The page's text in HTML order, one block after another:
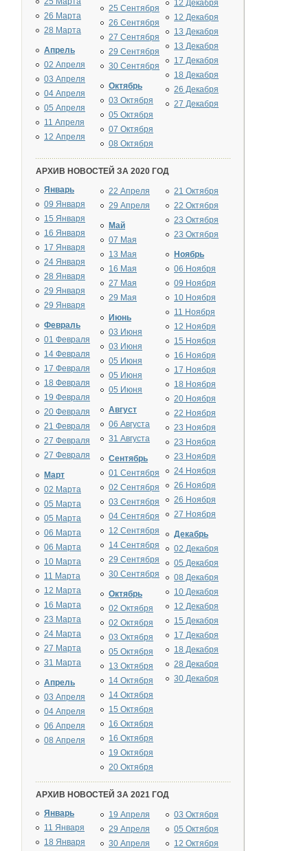
26 Марта
28 Марта
Апрель
02 Апреля
03 Апреля
04 Апреля
05 Апреля
11 Апреля
12 Апреля
25 Сентября
26 Сентября
27 Сентября
29 Сентября
30 Сентября
Октябрь
03 Октября
05 Октября
07 Октября
08 Октября
12 Декабря
12 Декабря
13 Декабря
13 Декабря
17 Декабря
18 Декабря
26 Декабря
27 Декабря
АРХИВ НОВОСТЕЙ ЗА 2020 ГОД
Январь
09 Января
15 Января
16 Января
17 Января
24 Января
28 Января
29 Января
29 Января
Февраль
01 Февраля
14 Февраля
17 Февраля
18 Февраля
19 Февраля
20 Февраля
21 Февраля
27 Февраля
27 Февраля
Март
02 Марта
05 Марта
05 Марта
06 Марта
06 Марта
10 Марта
11 Марта
12 Марта
16 Марта
23 Марта
24 Марта
27 Марта
31 Марта
Апрель
03 Апреля
04 Апреля
06 Апреля
08 Апреля
22 Апреля
29 Апреля
Май
07 Мая
13 Мая
16 Мая
27 Мая
29 Мая
Июнь
03 Июня
03 Июня
05 Июня
05 Июня
05 Июня
Август
06 Августа
31 Августа
Сентябрь
01 Сентября
02 Сентября
03 Сентября
04 Сентября
12 Сентября
14 Сентября
29 Сентября
30 Сентября
Октябрь
02 Октября
02 Октября
03 Октября
05 Октября
13 Октября
14 Октября
14 Октября
15 Октября
16 Октября
16 Октября
19 Октября
20 Октября
21 Октября
22 Октября
23 Октября
23 Октября
Ноябрь
06 Ноября
09 Ноября
10 Ноября
11 Ноября
12 Ноября
15 Ноября
16 Ноября
17 Ноября
18 Ноября
20 Ноября
22 Ноября
23 Ноября
23 Ноября
23 Ноября
24 Ноября
26 Ноября
26 Ноября
27 Ноября
Декабрь
02 Декабря
05 Декабря
08 Декабря
10 Декабря
12 Декабря
15 Декабря
17 Декабря
18 Декабря
28 Декабря
30 Декабря
АРХИВ НОВОСТЕЙ ЗА 2021 ГОД
Январь
11 Января
18 Января
19 Апреля
29 Апреля
30 Апреля
03 Октября
05 Октября
12 Октября